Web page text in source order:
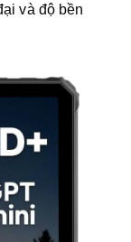
và độ bền